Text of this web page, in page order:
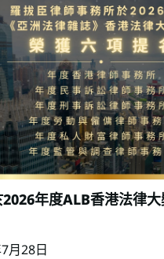
年度ALB香港法律
月28日